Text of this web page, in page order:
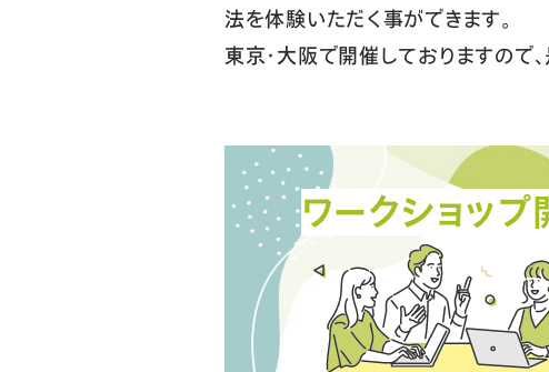
法を体験いただく事ができます。
東京・大阪で開催しておりますので
ワークショップ